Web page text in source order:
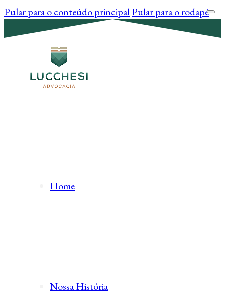
Pular para o conteúdo principalPular para o rodapé
Home
Nossa História